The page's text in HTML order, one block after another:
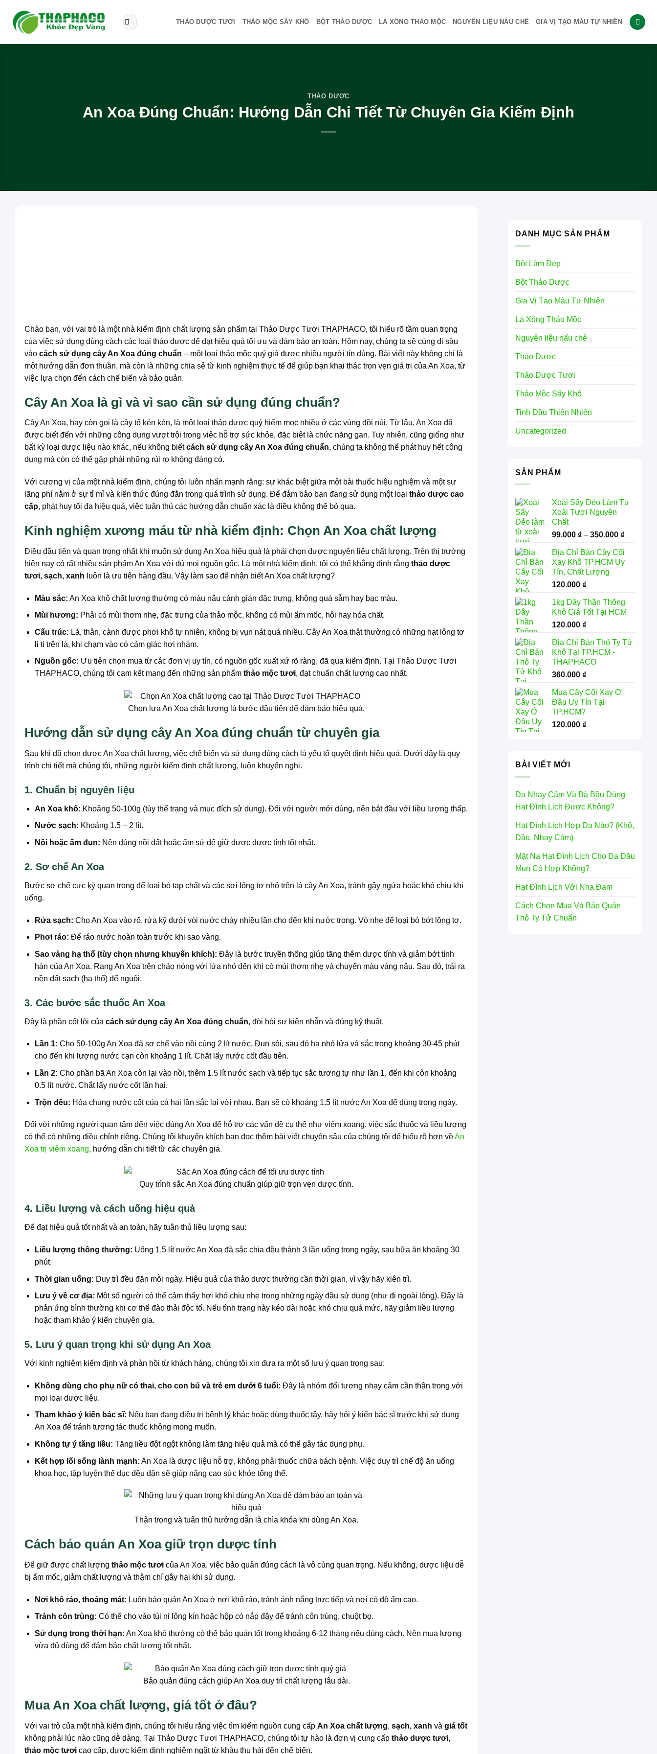
dung
Tìm
kiếm:
THẢO DƯỢC TƯƠI THẢO MỘC SẤY KHÔ BỘT THẢO DƯỢC LÁ XÔNG THẢO MỘC NGUYÊN LIỆU NẤU CHÈ GIA VỊ TẠO MÀU TỰ NHIÊN
THẢO DƯỢC
An Xoa Đúng Chuẩn: Hướng Dẫn Chi Tiết Từ Chuyên Gia Kiểm Định
Chào bạn, với vai trò là một nhà kiểm định chất lượng sản phẩm tại Thảo Dược Tươi THAPHACO, tôi hiểu rõ tầm quan trọng
của việc sử dụng đúng cách các loại thảo dược để đạt hiệu quả tối ưu và đảm bảo an toàn. Hôm nay, chúng ta sẽ cùng đi sâu
vào cách sử dụng cây An Xoa đúng chuẩn – một loại thảo mộc quý giá được nhiều người tin dùng. Bài viết này không chỉ là
một hướng dẫn đơn thuần, mà còn là những chia sẻ từ kinh nghiệm thực tế để giúp bạn khai thác trọn vẹn giá trị của An Xoa, từ
việc lựa chọn đến cách chế biến và bảo quản.
Cây An Xoa là gì và vì sao cần sử dụng đúng chuẩn?
Cây An Xoa, hay còn gọi là cây tổ kén kén, là một loại thảo dược quý hiếm mọc nhiều ở các vùng đồi núi. Từ lâu, An Xoa đã
được biết đến với những công dụng vượt trội trong việc hỗ trợ sức khỏe, đặc biệt là chức năng gan. Tuy nhiên, cũng giống như
bất kỳ loại dược liệu nào khác, nếu không biếtcách sử dụng cây An Xoa đúng chuẩn, chúng ta không thể phát huy hết công
dụng mà còn có thể gặp phải những rủi ro không đáng có.
Với cương vị của một nhà kiểm định, chúng tôi luôn nhấn mạnh rằng: sự khác biệt giữa một bài thuốc hiệu nghiệm và một sự
lãng phí nằm ở sự tỉ mỉ và kiến thức đúng đắn trong quá trình sử dụng. Để đảm bảo bạn đang sử dụng một loại thảo dược cao
cấp, phát huy tối đa hiệu quả, việc tuân thủ các hướng dẫn chuẩn xác là điều không thể bỏ qua.
Kinh nghiệm xương máu từ nhà kiểm định: Chọn An Xoa chất lượng
Điều đầu tiên và quan trọng nhất khi muốn sử dụng An Xoa hiệu quả là phải chọn được nguyên liệu chất lượng. Trên thị trường
hiện nay có rất nhiều sản phẩm An Xoa với đủ mọi nguồn gốc. Là một nhà kiểm định, tôi có thể khẳng định rằng thảo dược
tươi, sạch, xanh luôn là ưu tiên hàng đầu. Vậy làm sao để nhận biết An Xoa chất lượng?
Màu sắc: An Xoa khô chất lượng thường có màu nâu cánh gián đặc trưng, không quá sẫm hay bạc màu.
Mùi hương: Phải có mùi thơm nhẹ, đặc trưng của thảo mộc, không có mùi ẩm mốc, hôi hay hóa chất.
Cấu trúc: Lá, thân, cành được phơi khô tự nhiên, không bị vụn nát quá nhiều. Cây An Xoa thật thường có những hạt lông tơ
li ti trên lá, khi chạm vào có cảm giác hơi nhám.
Nguồn gốc: Ưu tiên chọn mua từ các đơn vị uy tín, có nguồn gốc xuất xứ rõ ràng, đã qua kiểm định. Tại Thảo Dược Tươi
THAPHACO, chúng tôi cam kết mang đến những sản phẩm thảo mộc tươi, đạt chuẩn chất lượng cao nhất.
Chọn lựa An Xoa chất lượng là bước đầu tiên để đảm bảo hiệu quả.
Hướng dẫn sử dụng cây An Xoa đúng chuẩn từ chuyên gia
Sau khi đã chọn được An Xoa chất lượng, việc chế biến và sử dụng đúng cách là yếu tố quyết định hiệu quả. Dưới đây là quy
trình chi tiết mà chúng tôi, những người kiểm định chất lượng, luôn khuyến nghị.
1. Chuẩn bị nguyên liệu
An Xoa khô: Khoảng 50-100g (tùy thể trạng và mục đích sử dụng). Đối với người mới dùng, nên bắt đầu với liều lượng thấp.
Nước sạch: Khoảng 1.5 – 2 lít.
Nồi hoặc ấm đun: Nên dùng nồi đất hoặc ấm sứ để giữ được dược tính tốt nhất.
2. Sơ chế An Xoa
Bước sơ chế cực kỳ quan trọng để loại bỏ tạp chất và các sợi lông tơ nhỏ trên lá cây An Xoa, tránh gây ngứa hoặc khó chịu khi
uống.
Rửa sạch: Cho An Xoa vào rổ, rửa kỹ dưới vòi nước chảy nhiều lần cho đến khi nước trong. Vò nhẹ để loại bỏ bớt lông tơ.
Phơi ráo: Để ráo nước hoàn toàn trước khi sao vàng.
Sao vàng hạ thổ (tùy chọn nhưng khuyến khích): Đây là bước truyền thống giúp tăng thêm dược tính và giảm bớt tính
hàn của An Xoa. Rang An Xoa trên chảo nóng với lửa nhỏ đến khi có mùi thơm nhẹ và chuyển màu vàng nâu. Sau đó, trải ra
nền đất sạch (hạ thổ) để nguội.
3. Các bước sắc thuốc An Xoa
Đây là phần cốt lõi của cách sử dụng cây An Xoa đúng chuẩn, đòi hỏi sự kiên nhẫn và đúng kỹ thuật.
Lần 1: Cho 50-100g An Xoa đã sơ chế vào nồi cùng 2 lít nước. Đun sôi, sau đó hạ nhỏ lửa và sắc trong khoảng 30-45 phút
cho đến khi lượng nước cạn còn khoảng 1 lít. Chắt lấy nước cốt đầu tiên.
Lần 2: Cho phần bã An Xoa còn lại vào nồi, thêm 1.5 lít nước sạch và tiếp tục sắc tương tự như lần 1, đến khi còn khoảng
0.5 lít nước. Chắt lấy nước cốt lần hai.
Trộn đều: Hòa chung nước cốt của cả hai lần sắc lại với nhau. Bạn sẽ có khoảng 1.5 lít nước An Xoa để dùng trong ngày.
Đối với những người quan tâm đến việc dùng An Xoa để hỗ trợ các vấn đề cụ thể như viêm xoang, việc sắc thuốc và liều lượng
có thể có những điều chỉnh riêng. Chúng tôi khuyến khích bạn đọc thêm bài viết chuyên sâu của chúng tôi để hiểu rõ hơn vềAn
Xoa trị viêm xoang, hướng dẫn chi tiết từ các chuyên gia.
Quy trình sắc An Xoa đúng chuẩn giúp giữ trọn vẹn dược tính.
4. Liều lượng và cách uống hiệu quả
Để đạt hiệu quả tốt nhất và an toàn, hãy tuân thủ liều lượng sau:
Liều lượng thông thường: Uống 1.5 lít nước An Xoa đã sắc chia đều thành 3 lần uống trong ngày, sau bữa ăn khoảng 30
phút.
Thời gian uống: Duy trì đều đặn mỗi ngày. Hiệu quả của thảo dược thường cần thời gian, vì vậy hãy kiên trì.
Lưu ý về cơ địa: Một số người có thể cảm thấy hơi khó chịu nhẹ trong những ngày đầu sử dụng (như đi ngoài lỏng). Đây là
phản ứng bình thường khi cơ thể đào thải độc tố. Nếu tình trạng này kéo dài hoặc khó chịu quá mức, hãy giảm liều lượng
hoặc tham khảo ý kiến chuyên gia.
5. Lưu ý quan trọng khi sử dụng An Xoa
Với kinh nghiệm kiểm định và phản hồi từ khách hàng, chúng tôi xin đưa ra một số lưu ý quan trọng sau:
Không dùng cho phụ nữ có thai, cho con bú và trẻ em dưới 6 tuổi: Đây là nhóm đối tượng nhạy cảm cần thận trọng với
mọi loại dược liệu.
Tham khảo ý kiến bác sĩ: Nếu bạn đang điều trị bệnh lý khác hoặc dùng thuốc tây, hãy hỏi ý kiến bác sĩ trước khi sử dụng
An Xoa để tránh tương tác thuốc không mong muốn.
Không tự ý tăng liều: Tăng liều đột ngột không làm tăng hiệu quả mà có thể gây tác dụng phụ.
Kết hợp lối sống lành mạnh: An Xoa là dược liệu hỗ trợ, không phải thuốc chữa bách bệnh. Việc duy trì chế độ ăn uống
khoa học, tập luyện thể dục đều đặn sẽ giúp nâng cao sức khỏe tổng thể.
Thận trọng và tuân thủ hướng dẫn là chìa khóa khi dùng An Xoa.
Cách bảo quản An Xoa giữ trọn dược tính
Để giữ được chất lượng thảo mộc tươi của An Xoa, việc bảo quản đúng cách là vô cùng quan trọng. Nếu không, dược liệu dễ
bị ẩm mốc, giảm chất lượng và thậm chí gây hại khi sử dụng.
Nơi khô ráo, thoáng mát: Luôn bảo quản An Xoa ở nơi khô ráo, tránh ánh nắng trực tiếp và nơi có độ ẩm cao.
Tránh côn trùng: Có thể cho vào túi ni lông kín hoặc hộp có nắp đậy để tránh côn trùng, chuột bọ.
Sử dụng trong thời hạn: An Xoa khô thường có thể bảo quản tốt trong khoảng 6-12 tháng nếu đúng cách. Nên mua lượng
vừa đủ dùng để đảm bảo chất lượng tốt nhất.
Bảo quản đúng cách giúp An Xoa duy trì chất lượng lâu dài.
Mua An Xoa chất lượng, giá tốt ở đâu?
Với vai trò của một nhà kiểm định, chúng tôi hiểu rằng việc tìm kiếm nguồn cung cấp An Xoa chất lượng, sạch, xanh và giá tốt
không phải lúc nào cũng dễ dàng. Tại Thảo Dược Tươi THAPHACO, chúng tôi tự hào là đơn vị cung cấp thảo dược tươi,
thảo mộc tươi cao cấp, được kiểm định nghiêm ngặt từ khâu thu hái đến chế biến.
DANH MỤC SẢN PHẨM
Bột Làm Đẹp
Bột Thảo Dược
Gia Vị Tạo Màu Tự Nhiên
Lá Xông Thảo Mộc
Nguyên liệu nấu chè
Thảo Dược
Thảo Dược Tươi
Thảo Mộc Sấy Khô
Tinh Dầu Thiên Nhiên
Uncategorized
SẢN PHẨM
Xoài Sấy Dẻo Làm Từ
Xoài Tươi Nguyên
Chất
99.000 ₫ – 350.000 ₫Khoảng
từ
99.000 ₫
Địa Chỉ Bán Cây Cối
Xay Khô TP.HCM Uy
Tín, Chất Lượng
120.000 ₫
1kg Dây Thần Thông
Khô Giá Tốt Tại HCM
120.000 ₫
Địa Chỉ Bán Thỏ Ty Tử
Khô Tại TP.HCM -
THAPHACO
360.000 ₫
Mua Cây Cối Xay Ở
Đâu Uy Tín Tại
TP.HCM?
120.000 ₫
BÀI VIẾT MỚI
Da Nhạy Cảm Và Bà Bầu Dùng
Hạt Đình Lịch Được Không?
Hạt Đình Lịch Hợp Da Nào? (Khô,
Dầu, Nhạy Cảm)
Mặt Nạ Hạt Đình Lịch Cho Da Dầu
Mụn Có Hợp Không?
Hạt Đình Lịch Với Nha Đam
Cách Chọn Mua Và Bảo Quản
Thỏ Ty Tử Chuẩn